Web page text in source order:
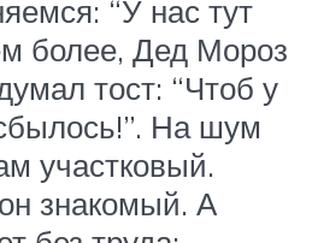
“У нас тут
более, Дед Мороз
тост: “Чтоб у
На шум
участковый.
знакомый. А